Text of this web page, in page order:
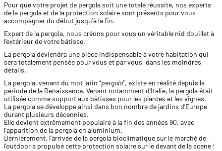
Pour que votre projet de pergola soit une totale réussite, nos experts
de la pergola et de la protection solaire sont présents pour vous
accompagner du début jusqu'à la fin.
Expert de la pergola, nous créons pour vous un véritable nid douillet à
l’extérieur de votre bâtisse.
La pergola deviendra une pièce indispensable à votre habitation qui
sera totalement pensée pour vous et par vous, dans les moindres
détails.
La pergola, venant du mot latin “pergula”, existe en réalité depuis la
période de la Renaissance. Venant notamment d'Italie, la pergola était
utilisée comme support aux bâtisses pour les plantes et les vignes.
La pergola se développe ainsi dans bon nombre de jardins d’Europe
durant plusieurs décennies.
Elle devient extrêmement populaire à la fin des années 90, avec
l’apparition de la pergola en aluminium.
​Dernièrement, l'arrivée de la pergola bioclimatique sur le marché de
l'outdoor a propulsé cette protection solaire sur le devant de la scène !